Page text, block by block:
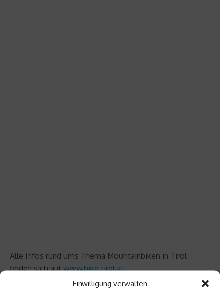
Einwilligung verwalten
Alle Infos rund ums Thema Mountainbiken in Tirol
finden sich aufwww.bike.tirol.at.